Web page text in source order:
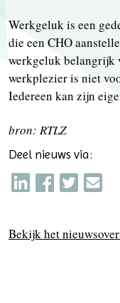
Werkgeluk is een
die een CHO
werkgeluk belangrijk
werkplezier is niet
Iedereen kan zijn
bron: RTLZ
Deel nieuws via:
Bekijk het